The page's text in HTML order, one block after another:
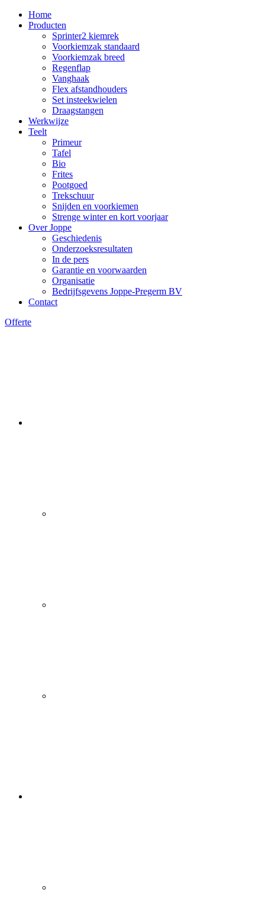
Home
Producten
Sprinter2 kiemrek
Voorkiemzak standaard
Voorkiemzak breed
Regenflap
Vanghaak
Flex afstandhouders
Set insteekwielen
Draagstangen
Werkwijze
Teelt
Primeur
Tafel
Bio
Frites
Pootgoed
Trekschuur
Snijden en voorkiemen
Strenge winter en kort voorjaar
Over Joppe
Geschiedenis
Onderzoeksresultaten
In de pers
Garantie en voorwaarden
Organisatie
Bedrijfsgevens Joppe-Pregerm BV
Contact
Offerte